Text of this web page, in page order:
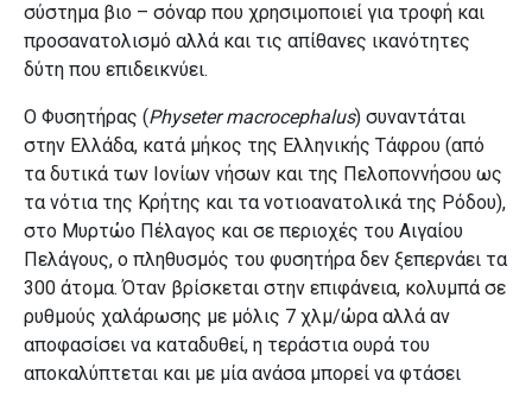
σύστημα βιο – σόναρ που χρησιμοποιεί για τροφή και
προσανατολισμό αλλά και τις απίθανες ικανότητες
δύτη που επιδεικνύει.
Ο Φυσητήρας (Physeter macrocephalus) συναντάται
στην Ελλάδα, κατά μήκος της Ελληνικής Τάφρου (από
τα δυτικά των Ιονίων νήσων και της Πελοποννήσου ως
τα νότια της Κρήτης και τα νοτιοανατολικά της Ρόδου),
στο Μυρτώο Πέλαγος και σε περιοχές του Αιγαίου
Πελάγους, ο πληθυσμός του φυσητήρα δεν ξεπερνάει τα
300 άτομα. Όταν βρίσκεται στην επιφάνεια, κολυμπά σε
ρυθμούς χαλάρωσης με μόλις 7 χλμ/ώρα αλλά αν
αποφασίσει να καταδυθεί, η τεράστια ουρά του
αποκαλύπτεται και με μία ανάσα μπορεί να φτάσει